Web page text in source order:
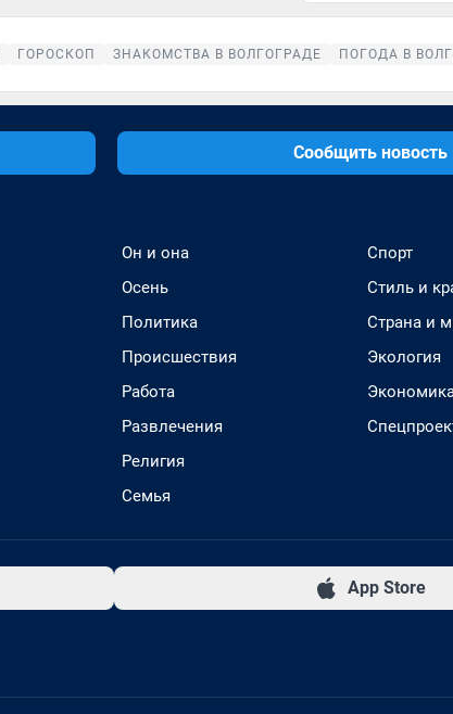
ГОРОСКОП ЗНАКОМСТВА В ВОЛГОГРАДЕ ПОГОДА В
Сообщить новость
Он и она
Осень
Политика
Происшествия
Работа
Развлечения
Религия
Семья
Спорт
Стиль и
Страна и
Экология
App Store